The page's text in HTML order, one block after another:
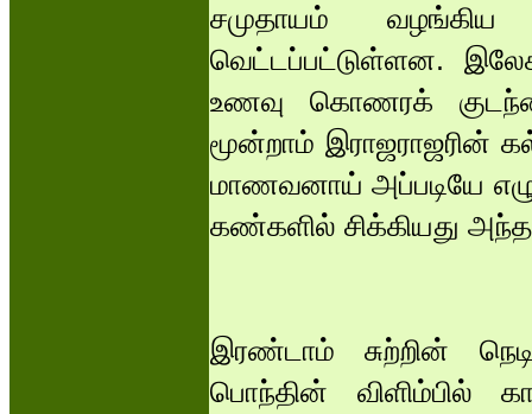
சமுதாயம்
வெட்டப்பட்டுள்ளன.
உணவு கொணரக்
மூன்றாம் இராஜராஜரின்
மாணவனாய் அப்படியே
கண்களில் சிக்கியது
இரண்டாம் சுற்றின்
பொந்தின் விளிம்பில்